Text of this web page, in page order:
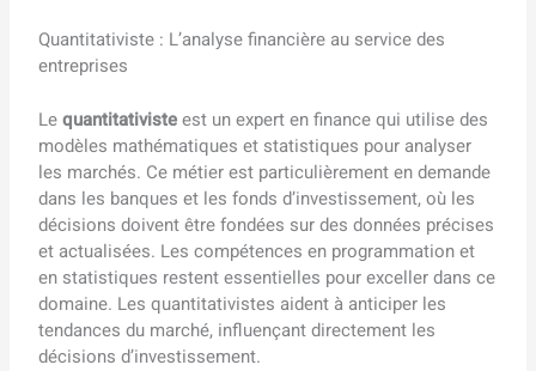
Quantitativiste : L’analyse financière au service des
entreprises
Lequantitativisteest un expert en finance qui utilise des
modèles mathématiques et statistiques pour analyser
les marchés. Ce métier est particulièrement en demande
dans les banques et les fonds d’investissement, où les
décisions doivent être fondées sur des données précises
et actualisées. Les compétences en programmation et
en statistiques restent essentielles pour exceller dans ce
domaine. Les quantitativistes aident à anticiper les
tendances du marché, influençant directement les
décisions d’investissement.